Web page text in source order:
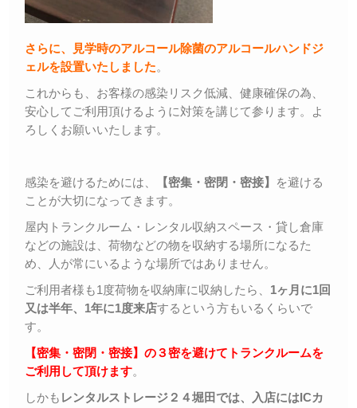
さらに、見学時のアルコール除菌のアルコールハンドジ
ェルを設置いたしました。
これからも、お客様の感染リスク低減、健康確保の為、
安心してご利用頂けるように対策を講じて参ります。よ
ろしくお願いいたします。
感染を避けるためには、 【密集・密閉・密接】
を避ける
ことが大切になってきます。
屋内トランクルーム・レンタル収納スペース・貸し倉庫
などの施設は、荷物などの物を収納する場所になるた
め、人が常にいるような場所ではありません。
ご利用者様も1度荷物を収納庫に収納したら、 1ヶ月に1回
又は半年、1年に1度来店するという方もいるくらいで
す。
【密集・密閉・密接】の３密を避けてトランクルームを
ご利用して頂けます。
しかも レンタルストレージ２４堀田では、入店にはICカ